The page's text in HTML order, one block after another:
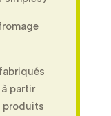
fabriqués
partir
produits